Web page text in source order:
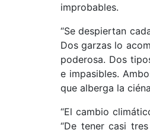
improbables.
“Se despiertan
Dos garzas lo
poderosa. Dos
e impasibles.
que alberga la
“El cambio
“De tener casi